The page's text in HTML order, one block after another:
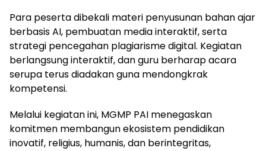
Para peserta dibekali materi penyusunan bahan ajar
berbasis AI, pembuatan media interaktif, serta
strategi pencegahan plagiarisme digital. Kegiatan
berlangsung interaktif, dan guru berharap acara
serupa terus diadakan guna mendongkrak
kompetensi.
Melalui kegiatan ini, MGMP PAI menegaskan
komitmen membangun ekosistem pendidikan
inovatif, religius, humanis, dan berintegritas,